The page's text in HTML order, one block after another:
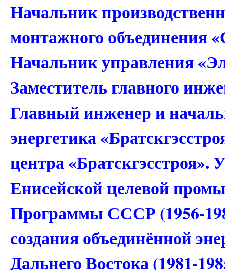
Начальник
монтажного объединения
Начальник управления
Заместитель главного
Главный инженер и
энергетика
центра «Братскгэсстроя».
Енисейской целевой
Программы СССР (1956-
создания объединённой
Дальнего Востока (1981-